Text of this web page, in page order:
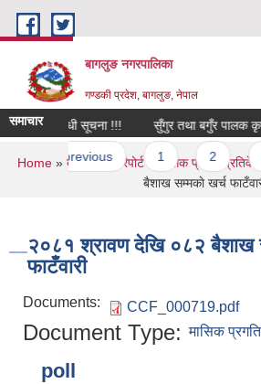
Skip to main content
बागलुङ नगरपालिका
गण्डकी प्रदेश, बागलुङ, नेपाल
समाचारसम्बन्धी सूचना !!! सुँगुर तथा बगुँर पालक
‹ previous 1 2 3
You are here
Home» दस्तावेज» रिपोर्ट»मासिक प्रगति
बैशाख सम्मकाे खर्च
२०८१ श्रावण देखि ०८२ बैशाख
फाटँवारी
Documents: CCF_000719.pdf
Document Type: मासिक
poll